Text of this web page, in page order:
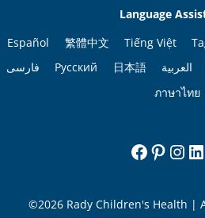
Language
Español
繁體中文 Tiếng Việt
فارسی
Русский 日本語 العربية
ภาษาไทย
©2026 Rady Children's Health |